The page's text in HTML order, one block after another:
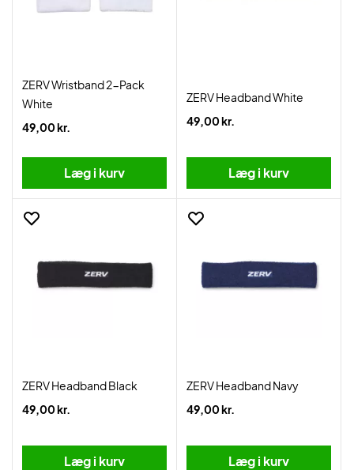
ZERV Wristband 2-Pack
White
49,00 kr.
Læg i kurv
ZERV Headband White
49,00 kr.
Læg i kurv
ZERV Headband Black
49,00 kr.
Læg i kurv
ZERV Headband Navy
49,00 kr.
Læg i kurv